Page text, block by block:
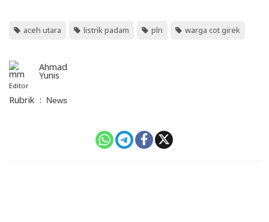
aceh utara listrik padam pln warga cot girek
Ahmad
Yunis
Editor
Rubrik : News